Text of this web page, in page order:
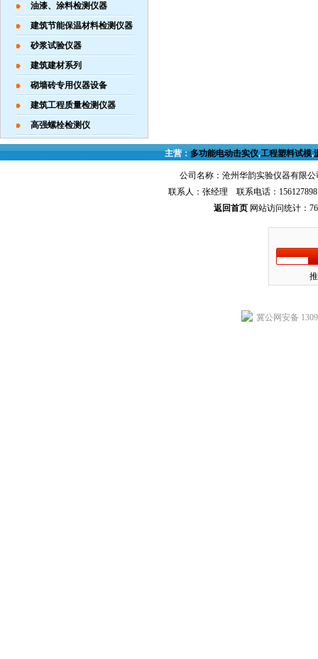
油漆、涂料检测仪器
建筑节能保温材料检测仪器
砂浆试验仪器
建筑建材系列
砌墙砖专用仪器设备
建筑工程质量检测仪器
高强螺栓检测仪
主营：多功能电动击实仪,工程塑料试模,
公司名称：沧州华韵实验仪器有限
联系人：张经理 联系电话：
返回首页网站访问统计：
冀公网安备